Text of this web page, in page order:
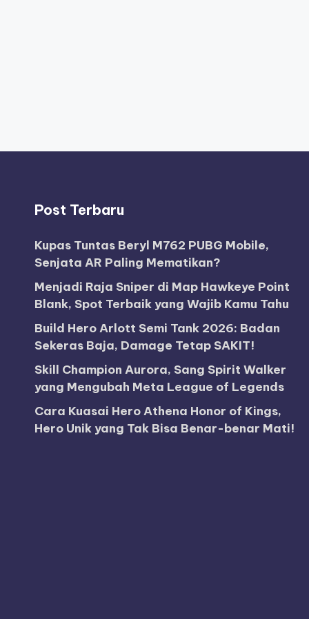
Post Terbaru
Kupas Tuntas Beryl M762 PUBG Mobile,
Senjata AR Paling Mematikan?
Menjadi Raja Sniper di Map Hawkeye Point
Blank, Spot Terbaik yang Wajib Kamu Tahu
Build Hero Arlott Semi Tank 2026: Badan
Sekeras Baja, Damage Tetap SAKIT!
Skill Champion Aurora, Sang Spirit Walker
yang Mengubah Meta League of Legends
Cara Kuasai Hero Athena Honor of Kings,
Hero Unik yang Tak Bisa Benar-benar Mati!